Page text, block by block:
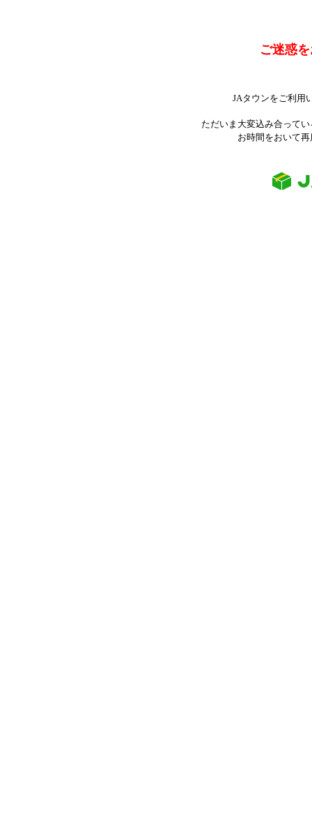
ご迷惑
JAタウンをご利用
ただいま大変込み合って
お時間をおいて